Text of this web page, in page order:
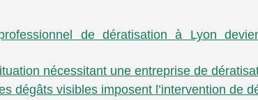
de dératisation à Lyon
nécessitant une entreprise de
dégâts visibles imposent l’intervention de